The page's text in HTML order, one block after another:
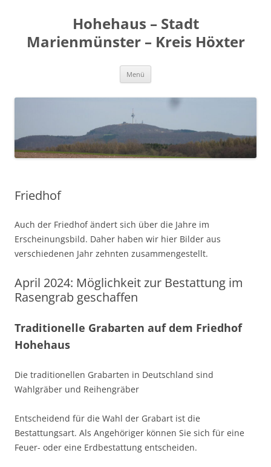
Hohehaus – Stadt
Marienmünster – Kreis Höxter
Menü
Friedhof
Auch der Friedhof ändert sich über die Jahre im
Erscheinungsbild. Daher haben wir hier Bilder aus
verschiedenen Jahr zehnten zusammengestellt.
April 2024: Möglichkeit zur Bestattung im
Rasengrab geschaffen
Traditionelle Grabarten auf dem Friedhof
Hohehaus
Die traditionellen Grabarten in Deutschland sind
Wahlgräber und Reihengräber
Entscheidend für die Wahl der Grabart ist die
Bestattungsart. Als Angehöriger können Sie sich für eine
Feuer- oder eine Erdbestattung entscheiden.